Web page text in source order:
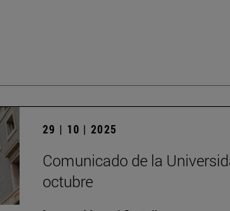
29 | 10 | 2025
Comunicado de la
octubre